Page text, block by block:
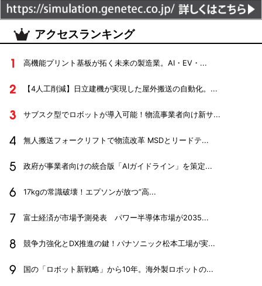
アクセスランキング
高機能プリント基板が拓く未来の製造業。AI・EV・...
【4人工削減】日立建機が実現した屋外搬送の自動化。...
サブスク型でロボットが導入可能！物流事業者向け新サ...
無人搬送フォークリフトで物流改革 MSDとリードテ...
政府が事業者向けの統合版「AIガイドライン」を策定...
17kgの常識破壊！エプソンが放つ”高...
富士経済が市場予測発表 パワー半導体市場が2035...
競争力強化とDX推進の鍵！パナソニック松本工場が実...
国の「ロボット新戦略」から10年。海外製ロボットの...